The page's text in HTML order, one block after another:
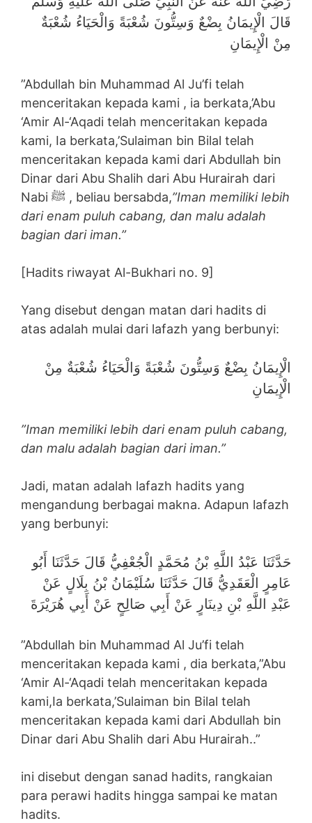
قَالَ الْإِيمَانُ بِضْعٌ وَسِتُّونَ شُعْبَةً وَالْحَيَاءُ شُعْبَةٌ
مِنْ الْإِيمَانِ
”Abdullah bin Muhammad Al Ju’fi telah
menceritakan kepada kami , ia berkata,’Abu
‘Amir Al-‘Aqadi telah menceritakan kepada
kami, Ia berkata,’Sulaiman bin Bilal telah
menceritakan kepada kami dari Abdullah bin
Dinar dari Abu Shalih dari Abu Hurairah dari
Nabi ﷺ , beliau bersabda,”Iman memiliki lebih
dari enam puluh cabang, dan malu adalah
bagian dari iman.”
[Hadits riwayat Al-Bukhari no. 9]
Yang disebut dengan matan dari hadits di
atas adalah mulai dari lafazh yang berbunyi:
الْإِيمَانُ بِضْعٌ وَسِتُّونَ شُعْبَةً وَالْحَيَاءُ شُعْبَةٌ مِنْ
الْإِيمَانِ
”Iman memiliki lebih dari enam puluh cabang,
dan malu adalah bagian dari iman.”
Jadi, matan adalah lafazh hadits yang
mengandung berbagai makna. Adapun lafazh
yang berbunyi:
حَدَّثَنَا عَبْدُ اللَّهِ بْنُ مُحَمَّدٍ الْجُعْفِيُّ قَالَ حَدَّثَنَا أَبُو
عَامِرٍ الْعَقَدِيُّ قَالَ حَدَّثَنَا سُلَيْمَانُ بْنُ بِلَالٍ عَنْ
عَبْدِ اللَّهِ بْنِ دِينَارٍ عَنْ أَبِي صَالِحٍ عَنْ أَبِي هُرَيْرَةَ
”Abdullah bin Muhammad Al Ju’fi telah
menceritakan kepada kami , dia berkata,”Abu
‘Amir Al-‘Aqadi telah menceritakan kepada
kami,Ia berkata,’Sulaiman bin Bilal telah
menceritakan kepada kami dari Abdullah bin
Dinar dari Abu Shalih dari Abu Hurairah..”
ini disebut dengan sanad hadits, rangkaian
para perawi hadits hingga sampai ke matan
hadits.